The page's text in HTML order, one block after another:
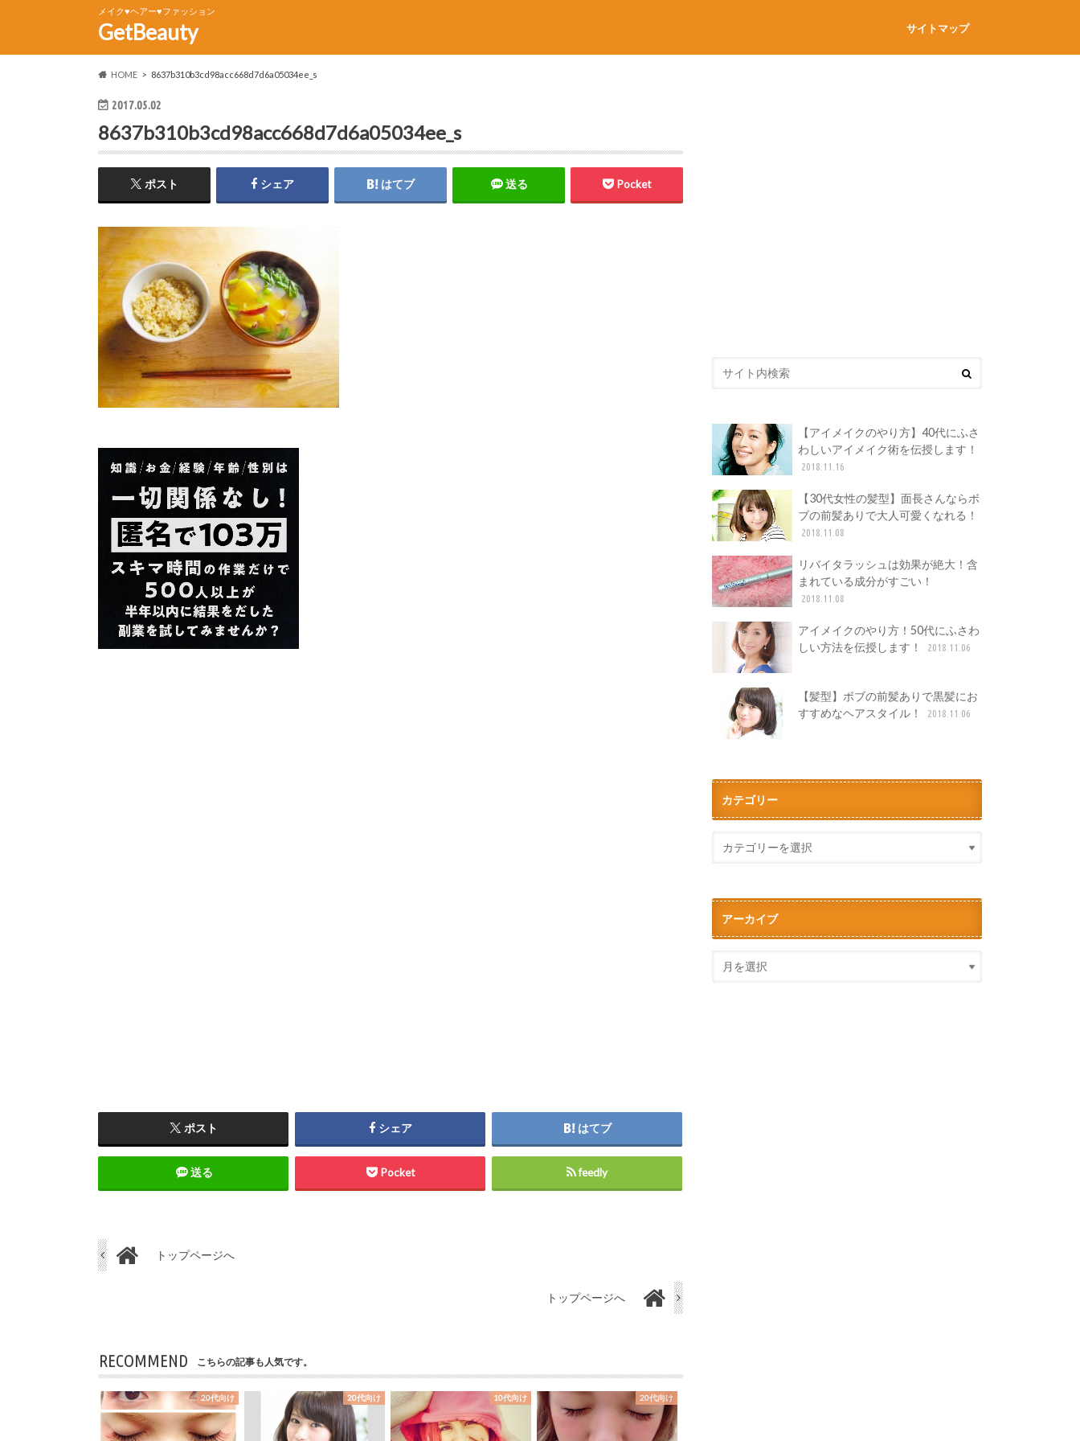
メイク♥ヘアー♥ファッション
GetBeauty サイトマップ
HOME 8637b310b3cd98acc668d7d6a05034ee_s
2017.05.02
8637b310b3cd98acc668d7d6a05034ee_s
ポスト シェア はてブ 送る Pocket
ポスト シェア はてブ
送る Pocket feedly
トップページへ
トップページへ
RECOMMEND こちらの記事も人気です。
20代向け 20代向け 10代向け 20代向け
【アイメイクのやり方】40代にふさ
わしいアイメイク術を伝授します！
2018.11.16
【30代女性の髪型】面長さんならボ
ブの前髪ありで大人可愛くなれる！
2018.11.08
リバイタラッシュは効果が絶大！含
まれている成分がすごい！
2018.11.08
アイメイクのやり方！50代にふさわ
しい方法を伝授します！
2018.11.06
【髪型】ボブの前髪ありで黒髪にお
すすめなヘアスタイル！
2018.11.06
カテゴリー
アーカイブ